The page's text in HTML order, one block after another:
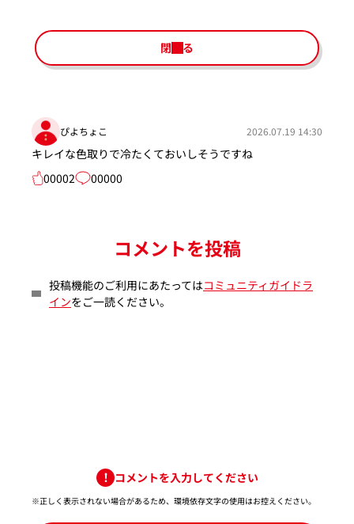
閉じる
ぴよちょこ 2026.07.19 14:30
キレイな色取りで冷たくておいしそうですね
00002
00000
コメントを投稿
投稿機能のご利用にあたってはコミュニティガイドラ
インをご一読ください。
コメントを入力してください
※正しく表示されない場合があるため、環境依存文字の使用はお控えください。​